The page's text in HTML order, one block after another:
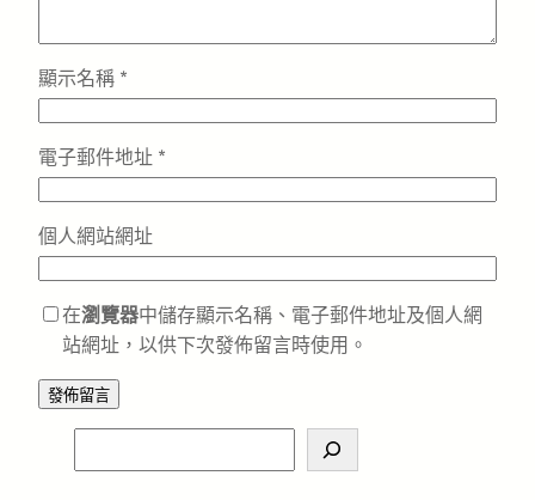
顯示名稱 *
電子郵件地址 *
個人網站網址
在瀏覽器中儲存顯示名稱、電子郵件地址及個人網
站網址，以供下次發佈留言時使用。
e